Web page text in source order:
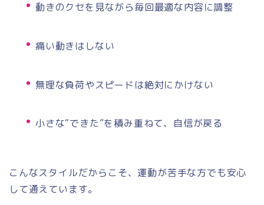
動きのクセを見ながら毎回最適な内容に調整
痛い動きはしない
無理な負荷やスピードは絶対にかけない
小さな“できた”を積み重ねて、自信が戻る
こんなスタイルだからこそ、運動が苦手な方でも安心
して通えています。